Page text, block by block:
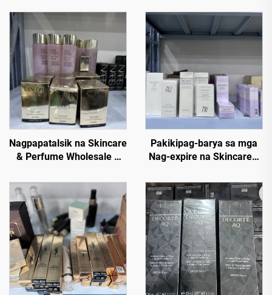
Nagpapatalsik na Skincare
& Perfume Wholesale –
Diskwento para sa E-
commerce, mga Spa, at
mga Retailer
Pakikipag-barya sa mga
Nag-expire na Skincare—
mga Kosmetiko